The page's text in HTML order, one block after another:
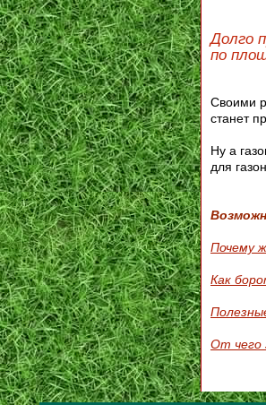
Долго
по
Своими
станет
Ну а
для
Почему
Как
От чего